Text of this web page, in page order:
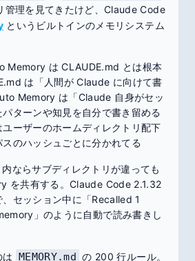
管理を見てきたけど、Claude Code
というビルトインのメモリシステム
Memory は CLAUDE.md とは根本
は「人間が Claude に向けて書
Memory は「Claude 自身がセッ
ターンや知見を自分で書き留める
ユーザーのホームディレクトリ配下
のハッシュごとに分かれてる
ならサブディレクトリが違っても
を共有する。Claude Code 2.1.32
セッション中に「Recalled 1
」のように自動で読み書きし
は MEMORY.md の 200 行ルール。